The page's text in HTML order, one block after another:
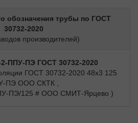
обозначения трубы по ГОСТ
30732-2020
производителей)
2-ППУ-ПЭ ГОСТ 30732-2020
ГОСТ 30732-2020 48х3 125
ПЭ ООО СКТК ,
ПЭ/125 # ООО СМИТ-Ярцево )